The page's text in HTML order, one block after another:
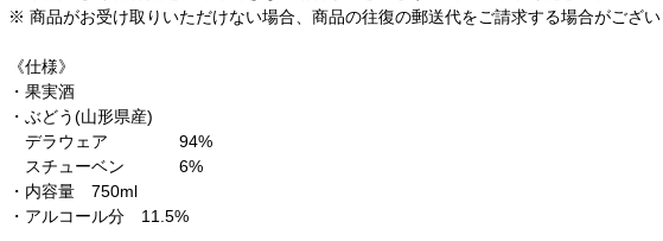
※ 商品がお受け取りいただけない場合、商品の往復の郵送代をご請求する場合がござい
《仕様》
・果実酒
・ぶどう(山形県産)
デラウェア 94%
スチューベン 6%
・内容量 750ml
・アルコール分 11.5%